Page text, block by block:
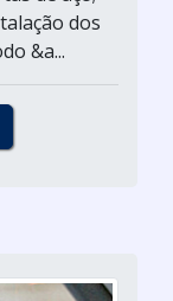
dos
&a...